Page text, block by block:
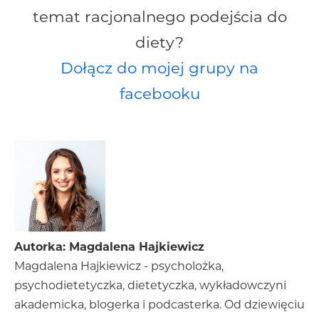
temat racjonalnego podejścia do
diety?
Dołącz do mojej grupy na
facebooku
Autorka: Magdalena Hajkiewicz
Magdalena Hajkiewicz - psycholożka,
psychodietetyczka, dietetyczka, wykładowczyni
akademicka, blogerka i podcasterka. Od dziewięciu